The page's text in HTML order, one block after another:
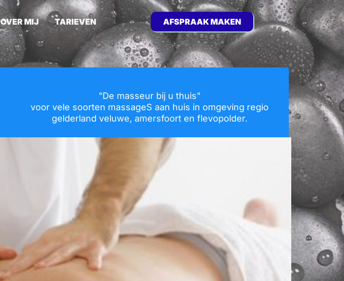
OVER MIJ TARIEVEN AFSPRAAK MAKEN
"De masseur bij u thuis"
voor vele soorten massageS aan huis in omgeving regio
gelderland veluwe, amersfoort en flevopolder.